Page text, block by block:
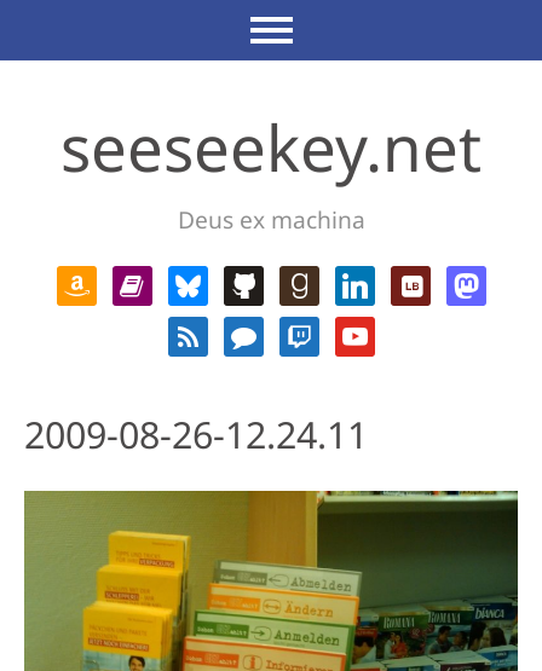
seeseekey.net
Deus ex machina
2009-08-26-12.24.11